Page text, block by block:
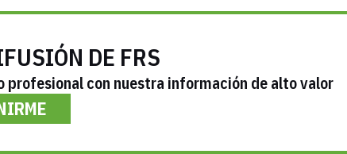
DE FRS
con nuestra información de alto valor